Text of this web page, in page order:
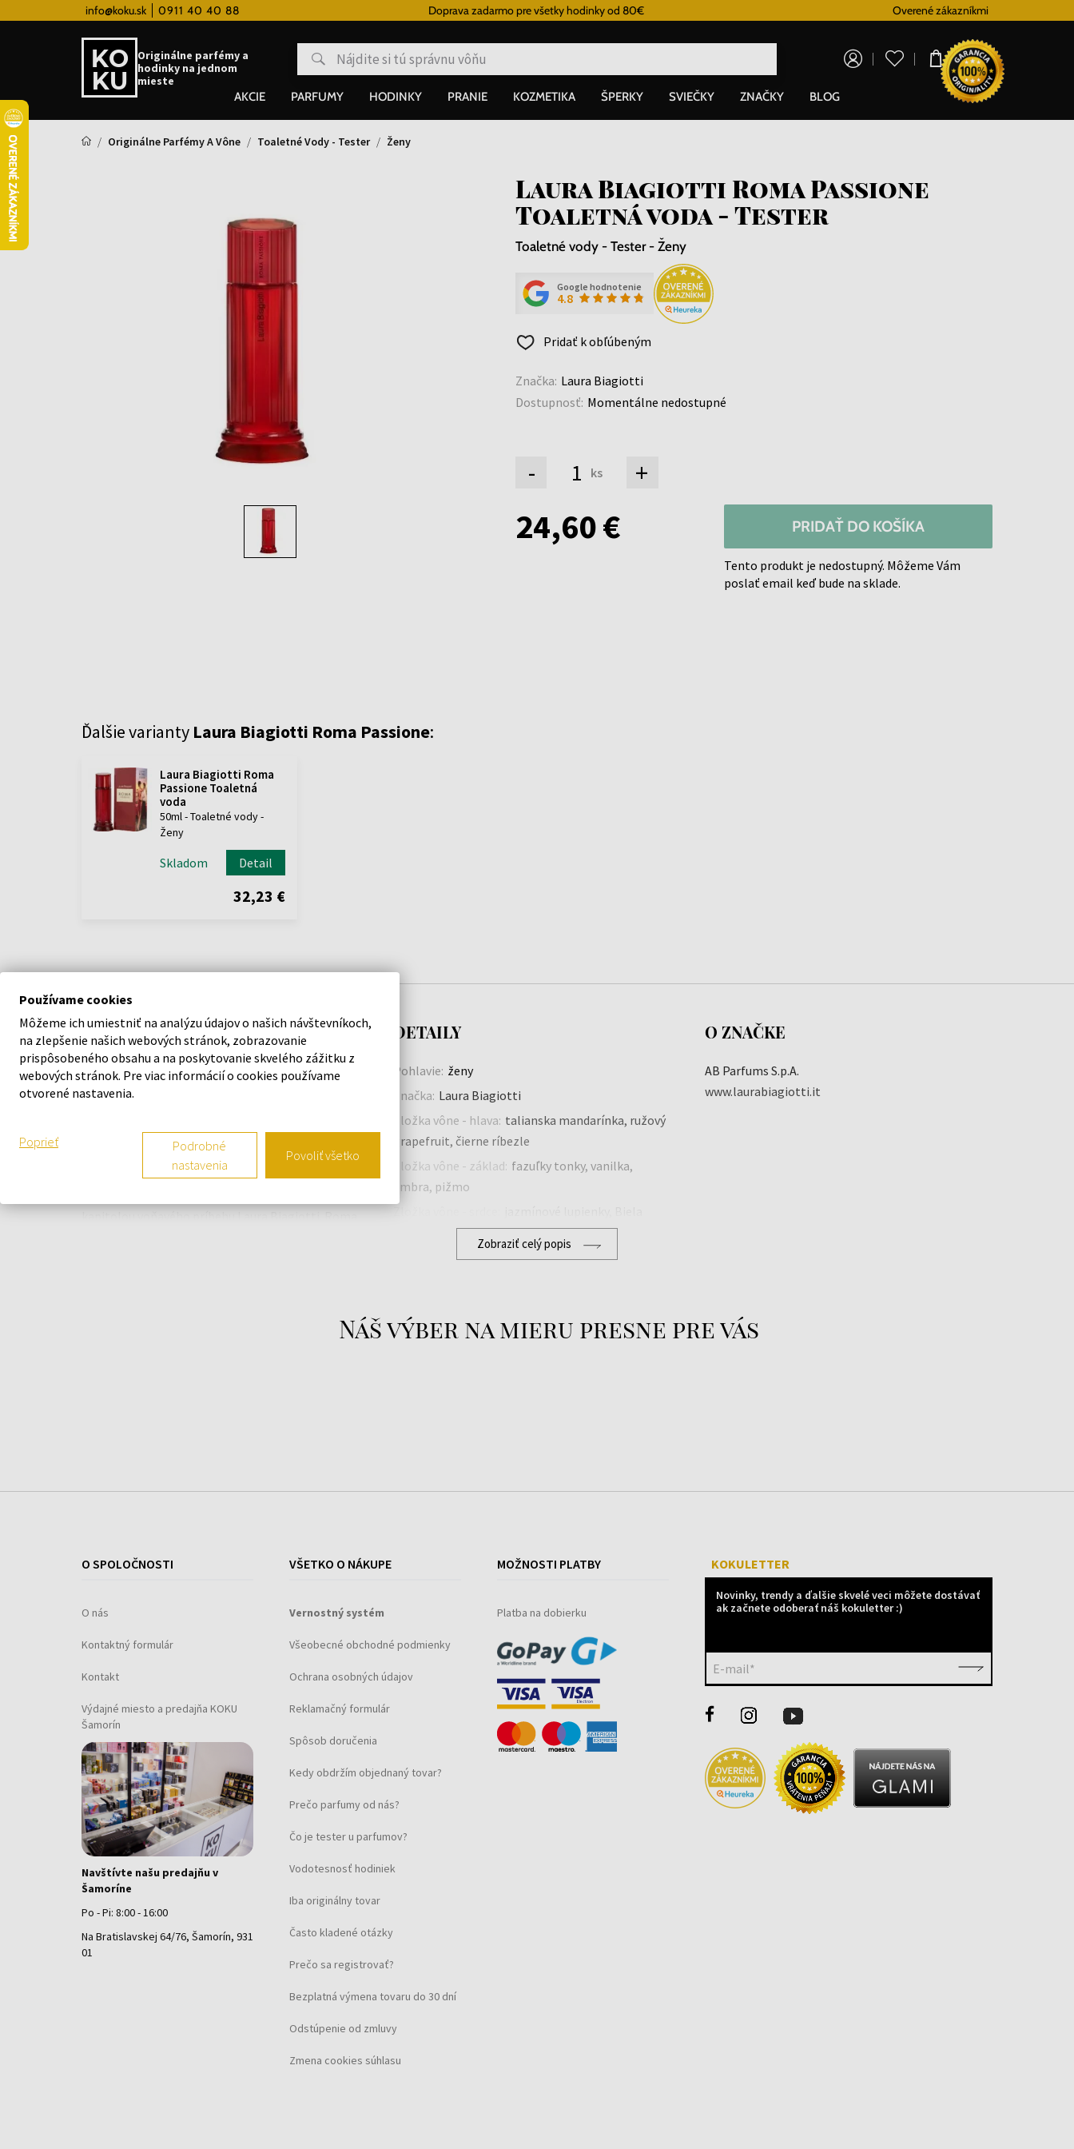
info@koku.sk 0911 40 40 88Vernostný systém Doprava zadarmo pre všetky hodinky od 80€ Overené zákazníkmi
Originálne parfémy a
hodinky na jednom
mieste
0,00 €
AKCIE PARFUMY HODINKY PRANIE KOZMETIKA ŠPERKY SVIEČKY ZNAČKY BLOG
Originálne Parfémy A Vône Toaletné Vody - Tester Ženy
Laura Biagiotti Roma Passione
Toaletná voda - Tester
Toaletné vody - Tester - Ženy
Google hodnotenie
4.8
Pridať k obľúbeným
Značka: Laura Biagiotti
Dostupnosť: Momentálne nedostupné
- ks +
24,60 € PRIDAŤ DO KOŠÍKA
Tento produkt je nedostupný. Môžeme Vám
poslať email keď bude na sklade.
Ďalšie varianty Laura Biagiotti Roma Passione:
Laura Biagiotti Roma
Passione Toaletná
voda
50ml - Toaletné vody -
Ženy
Skladom Detail
32,23 €
POPIS
Láska k Rímu v novej dvojici vôní, ktorých témou je
vášeň. Je známe, že všetky cesty vedú do Ríma,
stvárnené vo filmoch svetovej klasiky. Laura
Biagiotti premenila fascinujúcu a vášnivú stránku
hlavného mesta do luxusných toaletných vôd pre
kapitolou voňavého príbehu Laura Biagiotti. Roma
ríbezle, žeravé srdce tvorí ruža jazmínové lupienky
a biela pivónia a sladký zmyselný základ obsahuje
DETAILY
Pohlavie: ženy
Značka: Laura Biagiotti
Zložka vône - hlava: talianska mandarínka, ružový
grapefruit, čierne ríbezle
Zložka vône - základ: fazuľky tonky, vanilka,
ambra, pižmo
pivónia, ruža
ovocná, kvetinová
O ZNAČKE
AB Parfums S.p.A.
www.laurabiagiotti.it
Zobraziť celý popis
Náš výber na mieru presne pre vás
O SPOLOČNOSTI
O nás
Kontaktný formulár
Kontakt
Výdajné miesto a predajňa KOKU
Šamorín
Navštívte našu predajňu v
Šamoríne
Po - Pi: 8:00 - 16:00
Na Bratislavskej 64/76, Šamorín, 931
01
VŠETKO O NÁKUPE
Vernostný systém
Všeobecné obchodné podmienky
Ochrana osobných údajov
Reklamačný formulár
Spôsob doručenia
Kedy obdržím objednaný tovar?
Prečo parfumy od nás?
Čo je tester u parfumov?
Vodotesnosť hodiniek
Iba originálny tovar
Často kladené otázky
Prečo sa registrovať?
Bezplatná výmena tovaru do 30 dní
Odstúpenie od zmluvy
Zmena cookies súhlasu
MOŽNOSTI PLATBY
Platba na dobierku
KOKULETTER
Novinky, trendy a ďalšie skvelé veci môžete dostávať
ak začnete odoberať náš kokuletter :)
E-mail*
Používame cookies
Môžeme ich umiestniť na analýzu údajov o našich návštevníkoch,
na zlepšenie našich webových stránok, zobrazovanie
prispôsobeného obsahu a na poskytovanie skvelého zážitku z
webových stránok. Pre viac informácií o cookies používame
otvorené nastavenia.
Poprieť
Podrobné
nastavenia
Povoliť všetko